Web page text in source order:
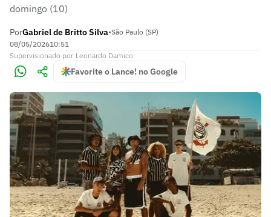
domingo (10)
PorGabriel de Britto Silva•São Paulo (SP)
08/05/202610:51
Supervisionado por Leonardo Damico
Favorite o Lance! no Google